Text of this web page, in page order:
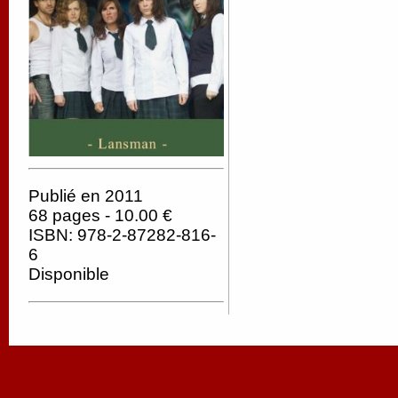
Publié en 2011
68 pages - 10.00 €
ISBN: 978-2-87282-816-
6
Disponible